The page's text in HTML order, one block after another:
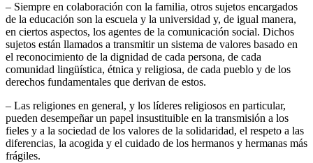
– Siempre en colaboración con la familia, otros sujetos encargados
de la educación son la escuela y la universidad y, de igual manera,
en ciertos aspectos, los agentes de la comunicación social. Dichos
sujetos están llamados a transmitir un sistema de valores basado en
el reconocimiento de la dignidad de cada persona, de cada
comunidad lingüística, étnica y religiosa, de cada pueblo y de los
derechos fundamentales que derivan de estos.
– Las religiones en general, y los líderes religiosos en particular,
pueden desempeñar un papel insustituible en la transmisión a los
fieles y a la sociedad de los valores de la solidaridad, el respeto a las
diferencias, la acogida y el cuidado de los hermanos y hermanas más
frágiles.